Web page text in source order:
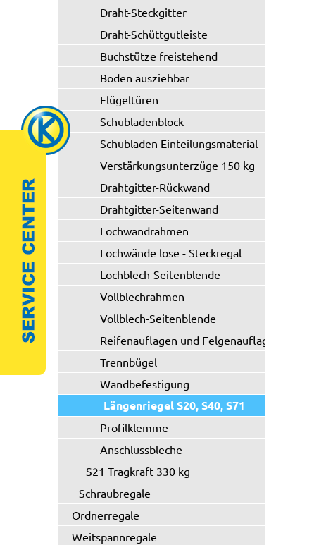
Draht-Steckgitter
Draht-Schüttgutleiste
Buchstütze freistehend
Boden ausziehbar
Flügeltüren
Schubladenblock
Schubladen Einteilungsmaterial
Verstärkungsunterzüge 150 kg
Drahtgitter-Rückwand
Drahtgitter-Seitenwand
Lochwandrahmen
Lochwände lose - Steckregal
Lochblech-Seitenblende
Vollblechrahmen
Vollblech-Seitenblende
Reifenauflagen und Felgenauflagen
Trennbügel
Wandbefestigung
Längenriegel S20, S40, S71
Profilklemme
Anschlussbleche
S21 Tragkraft 330 kg
Schraubregale
Ordnerregale
Weitspannregale